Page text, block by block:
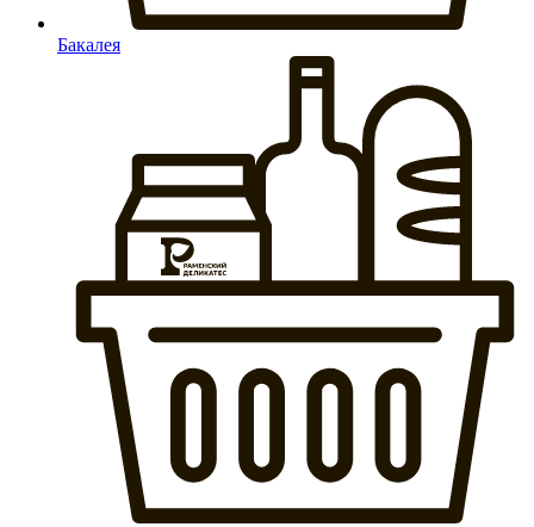
Бакалея